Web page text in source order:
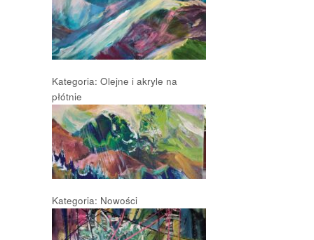
Kategoria: Olejne i akryle na
płótnie
Kategoria: Nowości